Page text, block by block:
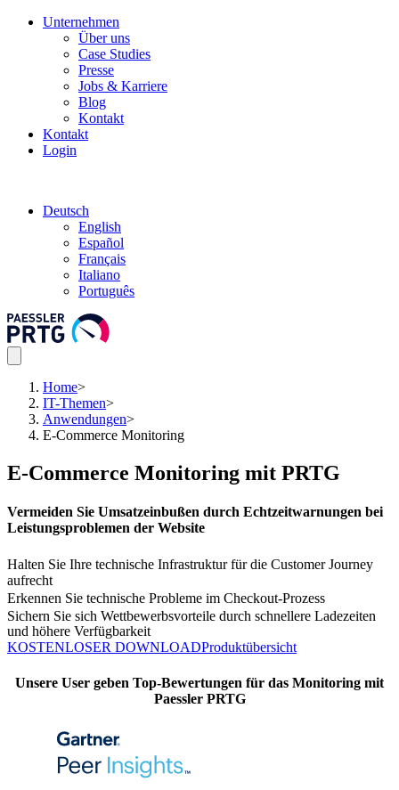
Unternehmen
Über uns
Case Studies
Presse
Jobs & Karriere
Blog
Kontakt
Kontakt
Login
Deutsch
English
Español
Français
Italiano
Português
Home>
IT-Themen>
Anwendungen>
E-Commerce Monitoring
E-Commerce Monitoring mit PRTG
Vermeiden Sie Umsatzeinbußen durch Echtzeitwarnungen bei
Leistungsproblemen der Website
Halten Sie Ihre technische Infrastruktur für die Customer Journey
aufrecht
Erkennen Sie technische Probleme im Checkout-Prozess
Sichern Sie sich Wettbewerbsvorteile durch schnellere Ladezeiten
und höhere Verfügbarkeit
KOSTENLOSER DOWNLOADProduktübersicht
Unsere User geben Top-Bewertungen für das Monitoring mit
Paessler PRTG